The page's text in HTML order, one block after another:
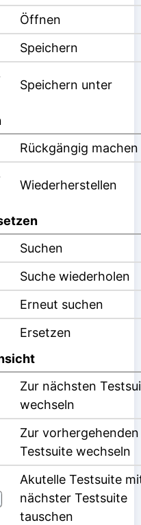
Öffnen
Speichern
Speichern unter
Rückgängig machen
Wiederherstellen
Suchen
Suche wiederholen
Erneut suchen
Ersetzen
Zur nächsten
wechseln
Zur vorhergehenden
Testsuite wechseln
Akutelle Testsuite
nächster Testsuite
tauschen